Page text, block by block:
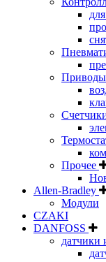
Приводы
Прочее
Allen-Bradley
Модули
CZAKI
DANFOSS
датчики